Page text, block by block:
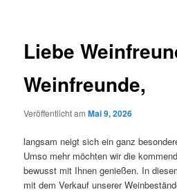
Liebe
Weinfreunde,
Veröffentlicht amMai 9, 2026
langsam neigt sich ein ganz
Umso mehr möchten wir die
bewusst mit Ihnen genießen. In
mit dem Verkauf unserer